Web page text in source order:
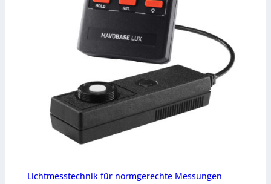
Lichtmesstechnik für normgerechte Messungen